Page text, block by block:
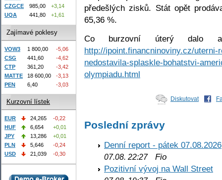
předešlých zisků. Stát opět
65,36 %.
Co burzovní úterý dalo
http://ipoint.financninoviny.cz/
nedostavila-splaskle-bohatstvi-
olympiadu.html
Diskutovat
Poslední zprávy
Denní report - pátek 07.08.2026
07.08. 22:27Fio
Pozitivní vývoj na Wall Street
CZGCE
985,00
+3,14
UQA
441,80 +1,61
Zajímavé poklesy
VOW3 1 800,00
-5,06
CSG
441,60
-4,62
CTP
361,20
-3,42
MATTE
18 600,00
-3,13
PEN
6,40 -3,03
Kurzovní lístek
EUR 24,265
-0,22
HUF
6,654
+0,01
JPY
13,286
+0,01
PLN
5,646
-0,24
USD
21,039 -0,30